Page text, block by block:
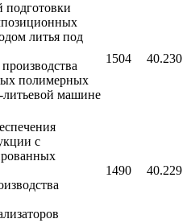
подготовки
литья под
полимерных
машине
1504 40.230
с
1490 40.229